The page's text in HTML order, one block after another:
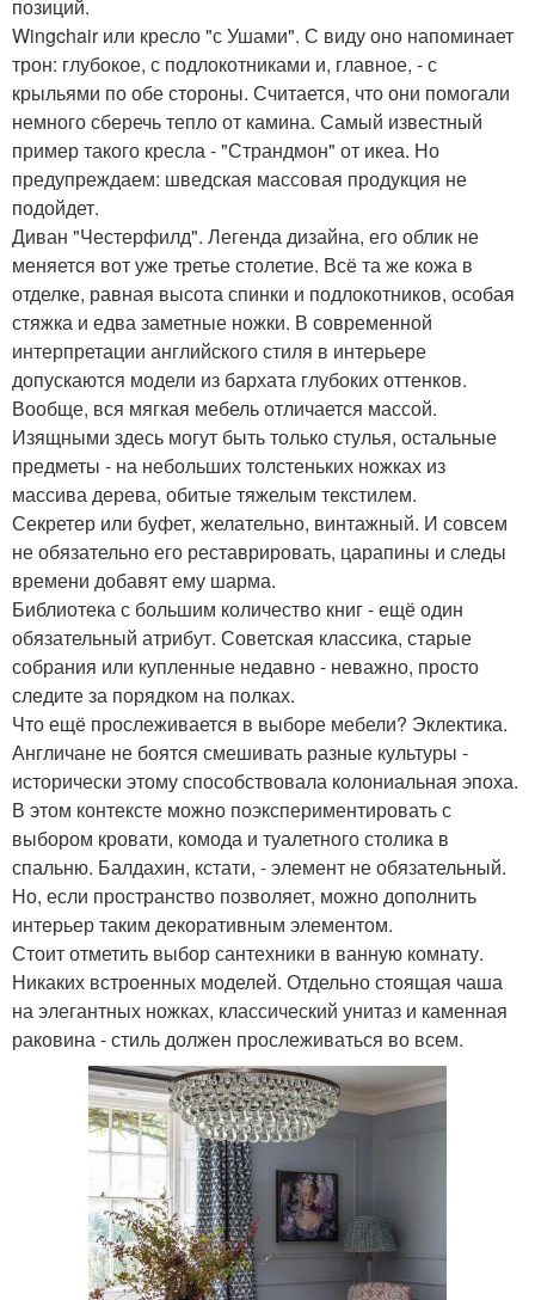
позиций.
Wingchair или кресло "с Ушами". С виду оно напоминает
трон: глубокое, с подлокотниками и, главное, - с
крыльями по обе стороны. Считается, что они помогали
немного сберечь тепло от камина. Самый известный
пример такого кресла - "Страндмон" от икеа. Но
предупреждаем: шведская массовая продукция не
подойдет.
Диван "Честерфилд". Легенда дизайна, его облик не
меняется вот уже третье столетие. Всё та же кожа в
отделке, равная высота спинки и подлокотников, особая
стяжка и едва заметные ножки. В современной
интерпретации английского стиля в интерьере
допускаются модели из бархата глубоких оттенков.
Вообще, вся мягкая мебель отличается массой.
Изящными здесь могут быть только стулья, остальные
предметы - на небольших толстеньких ножках из
массива дерева, обитые тяжелым текстилем.
Секретер или буфет, желательно, винтажный. И совсем
не обязательно его реставрировать, царапины и следы
времени добавят ему шарма.
Библиотека с большим количество книг - ещё один
обязательный атрибут. Советская классика, старые
собрания или купленные недавно - неважно, просто
следите за порядком на полках.
Что ещё прослеживается в выборе мебели? Эклектика.
Англичане не боятся смешивать разные культуры -
исторически этому способствовала колониальная эпоха.
В этом контексте можно поэкспериментировать с
выбором кровати, комода и туалетного столика в
спальню. Балдахин, кстати, - элемент не обязательный.
Но, если пространство позволяет, можно дополнить
интерьер таким декоративным элементом.
Стоит отметить выбор сантехники в ванную комнату.
Никаких встроенных моделей. Отдельно стоящая чаша
на элегантных ножках, классический унитаз и каменная
раковина - стиль должен прослеживаться во всем.